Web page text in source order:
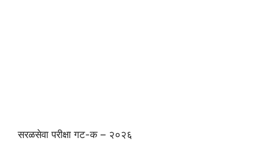
सरळसेवा परीक्षा गट-क – २०२६